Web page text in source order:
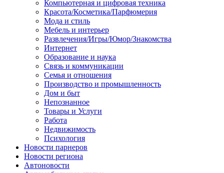
Компьютерная и цифровая техника
Красота/Косметика/Парфюмерия
Мода и стиль
Мебель и интерьер
Развлечения/Игры/Юмор/Знакомства
Интернет
Образование и наука
Связь и коммуникации
Семья и отношения
Производство и промышленность
Дом и быт
Непознанное
Товары и Услуги
Работа
Недвижимость
Психология
Новости парнеров
Новости региона
Автоновости